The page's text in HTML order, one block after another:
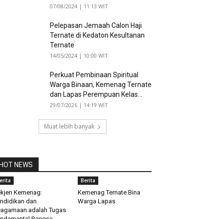
07/08/2024 | 11:13 WIT
Pelepasan Jemaah Calon Haji
Ternate di Kedaton Kesultanan
Ternate
14/05/2024 | 10:00 WIT
Perkuat Pembinaan Spiritual
Warga Binaan, Kemenag Ternate
dan Lapas Perempuan Kelas...
29/07/2026 | 14:19 WIT
Muat lebih banyak
HOT NEWS
Kemenag:
dan
adalah Tugas
Berita
Kemenag Ternate Bina
Warga Lapas